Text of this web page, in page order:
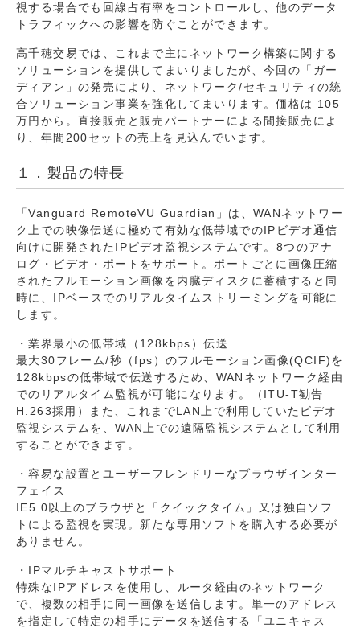
視する場合でも回線占有率をコントロールし、他のデータ
トラフィックへの影響を防ぐことができます。
高千穂交易では、これまで主にネットワーク構築に関する
ソリューションを提供してまいりましたが、今回の「ガー
ディアン」の発売により、ネットワーク/セキュリティの統
合ソリューション事業を強化してまいります。価格は 105
万円から。直接販売と販売パートナーによる間接販売によ
り、年間200セットの売上を見込んでいます。
１．製品の特長
「Vanguard RemoteVU Guardian」は、WANネットワー
ク上での映像伝送に極めて有効な低帯域でのIPビデオ通信
向けに開発されたIPビデオ監視システムです。8つのアナ
ログ・ビデオ・ポートをサポート。ポートごとに画像圧縮
されたフルモーション画像を内臓ディスクに蓄積すると同
時に、IPベースでのリアルタイムストリーミングを可能に
します。
・業界最小の低帯域（128kbps）伝送
最大30フレーム/秒（fps）のフルモーション画像(QCIF)を
128kbpsの低帯域で伝送するため、WANネットワーク経由
でのリアルタイム監視が可能になります。（ITU-T勧告
H.263採用）また、これまでLAN上で利用していたビデオ
監視システムを、WAN上での遠隔監視システムとして利用
することができます。
・容易な設置とユーザーフレンドリーなブラウザインター
フェイス
IE5.0以上のブラウザと「クイックタイム」又は独自ソフ
トによる監視を実現。新たな専用ソフトを購入する必要が
ありません。
・IPマルチキャストサポート
特殊なIPアドレスを使用し、ルータ経由のネットワーク
で、複数の相手に同一画像を送信します。単一のアドレス
を指定して特定の相手にデータを送信する「ユニキャス